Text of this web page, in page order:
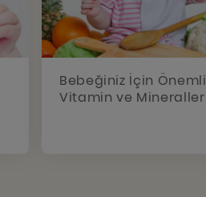
Bebeğiniz İçin Önemli
Vitamin ve Mineraller